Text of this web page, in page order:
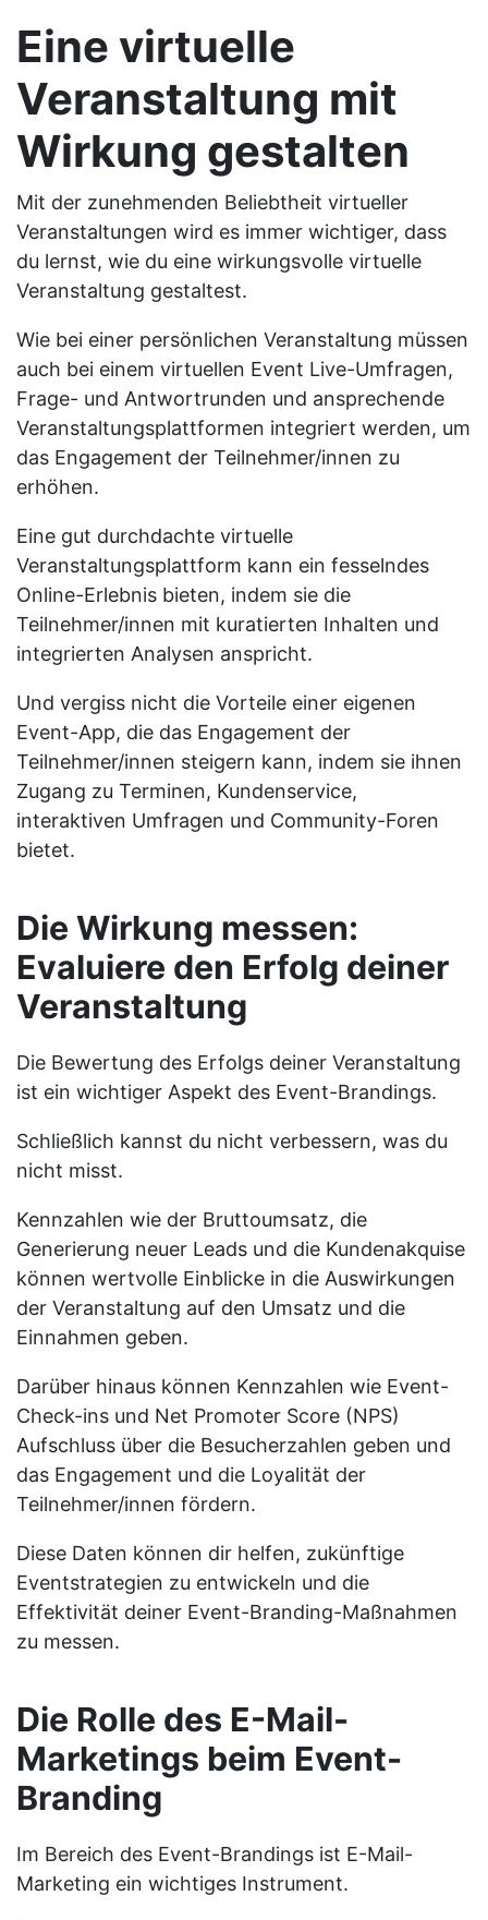
Eine virtuelle
Veranstaltung mit
Wirkung gestalten
Mit der zunehmenden Beliebtheit virtueller
Veranstaltungen wird es immer wichtiger, dass
du lernst, wie du eine wirkungsvolle virtuelle
Veranstaltung gestaltest.
Wie bei einer persönlichen Veranstaltung müssen
auch bei einem virtuellen Event Live-Umfragen,
Frage- und Antwortrunden und ansprechende
Veranstaltungsplattformen integriert werden, um
das Engagement der Teilnehmer/innen zu
erhöhen.
Eine gut durchdachte virtuelle
Veranstaltungsplattform kann ein fesselndes
Online-Erlebnis bieten, indem sie die
Teilnehmer/innen mit kuratierten Inhalten und
integrierten Analysen anspricht.
Und vergiss nicht die Vorteile einer eigenen
Event-App, die das Engagement der
Teilnehmer/innen steigern kann, indem sie ihnen
Zugang zu Terminen, Kundenservice,
interaktiven Umfragen und Community-Foren
bietet.
Die Wirkung messen:
Evaluiere den Erfolg deiner
Veranstaltung
Die Bewertung des Erfolgs deiner Veranstaltung
ist ein wichtiger Aspekt des Event-Brandings.
Schließlich kannst du nicht verbessern, was du
nicht misst.
Kennzahlen wie der Bruttoumsatz, die
Generierung neuer Leads und die Kundenakquise
können wertvolle Einblicke in die Auswirkungen
der Veranstaltung auf den Umsatz und die
Einnahmen geben.
Darüber hinaus können Kennzahlen wie Event-
Check-ins und Net Promoter Score (NPS)
Aufschluss über die Besucherzahlen geben und
das Engagement und die Loyalität der
Teilnehmer/innen fördern.
Diese Daten können dir helfen, zukünftige
Eventstrategien zu entwickeln und die
Effektivität deiner Event-Branding-Maßnahmen
zu messen.
Die Rolle des E-Mail-
Marketings beim Event-
Branding
Im Bereich des Event-Brandings ist E-Mail-
Marketing ein wichtiges Instrument.